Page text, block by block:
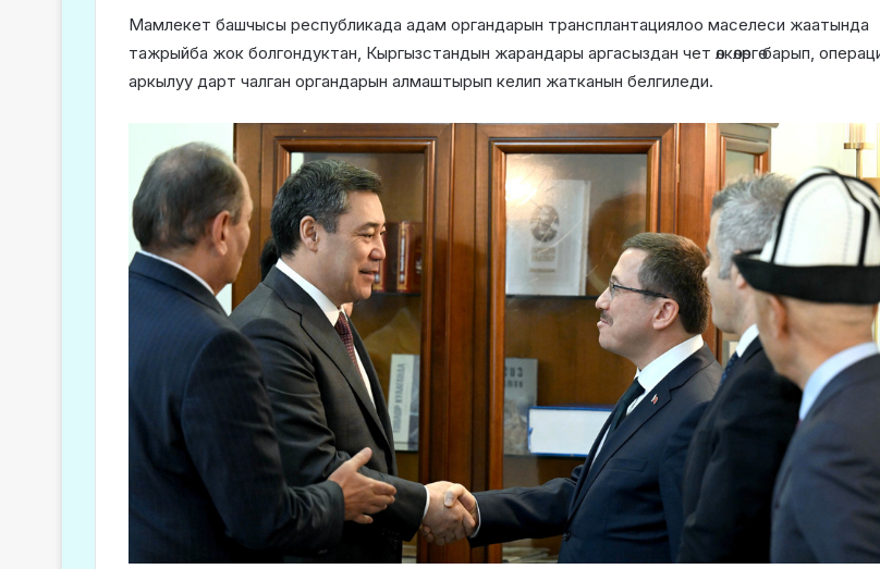
Мамлекет башчысы республикада адам органдарын трансплантациялоо маселеси жаатында
тажрыйба жок болгондуктан, Кыргызстандын жарандары аргасыздан чет өлкөлөргө барып,
аркылуу дарт чалган органдарын алмаштырып келип жатканын белгиледи.